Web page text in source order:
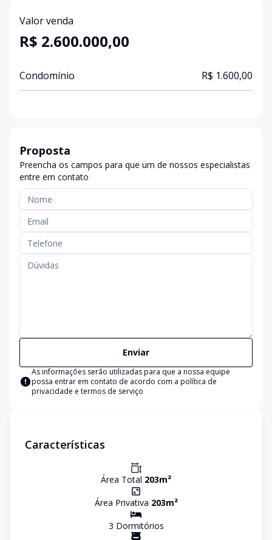
Valor venda
R$ 2.600.000,00
Condomínio R$ 1.600,00
Proposta
Preencha os campos para que um de nossos especialistas
entre em contato
Enviar
As informações serão utilizadas para que a nossa equipe
possa entrar em contato de acordo com a política de
privacidade e termos de serviço
Características
Área Total 203m²
Área Privativa 203m²
3 Dormitórios